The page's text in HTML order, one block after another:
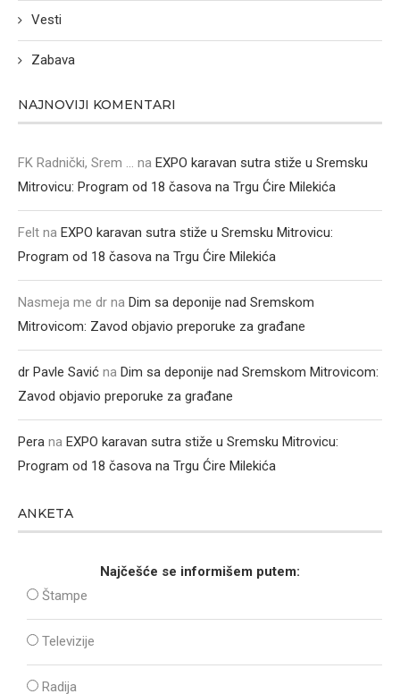
Vesti
Zabava
NAJNOVIJI KOMENTARI
FK Radnički, Srem ... na EXPO karavan sutra stiže u Sremsku
Mitrovicu: Program od 18 časova na Trgu Ćire Milekića
Felt na EXPO karavan sutra stiže u Sremsku Mitrovicu:
Program od 18 časova na Trgu Ćire Milekića
Nasmeja me dr na Dim sa deponije nad Sremskom
Mitrovicom: Zavod objavio preporuke za građane
dr Pavle Savić na Dim sa deponije nad Sremskom Mitrovicom:
Zavod objavio preporuke za građane
Pera na EXPO karavan sutra stiže u Sremsku Mitrovicu:
Program od 18 časova na Trgu Ćire Milekića
ANKETA
Najčešće se informišem putem:
Štampe
Televizije
Radija